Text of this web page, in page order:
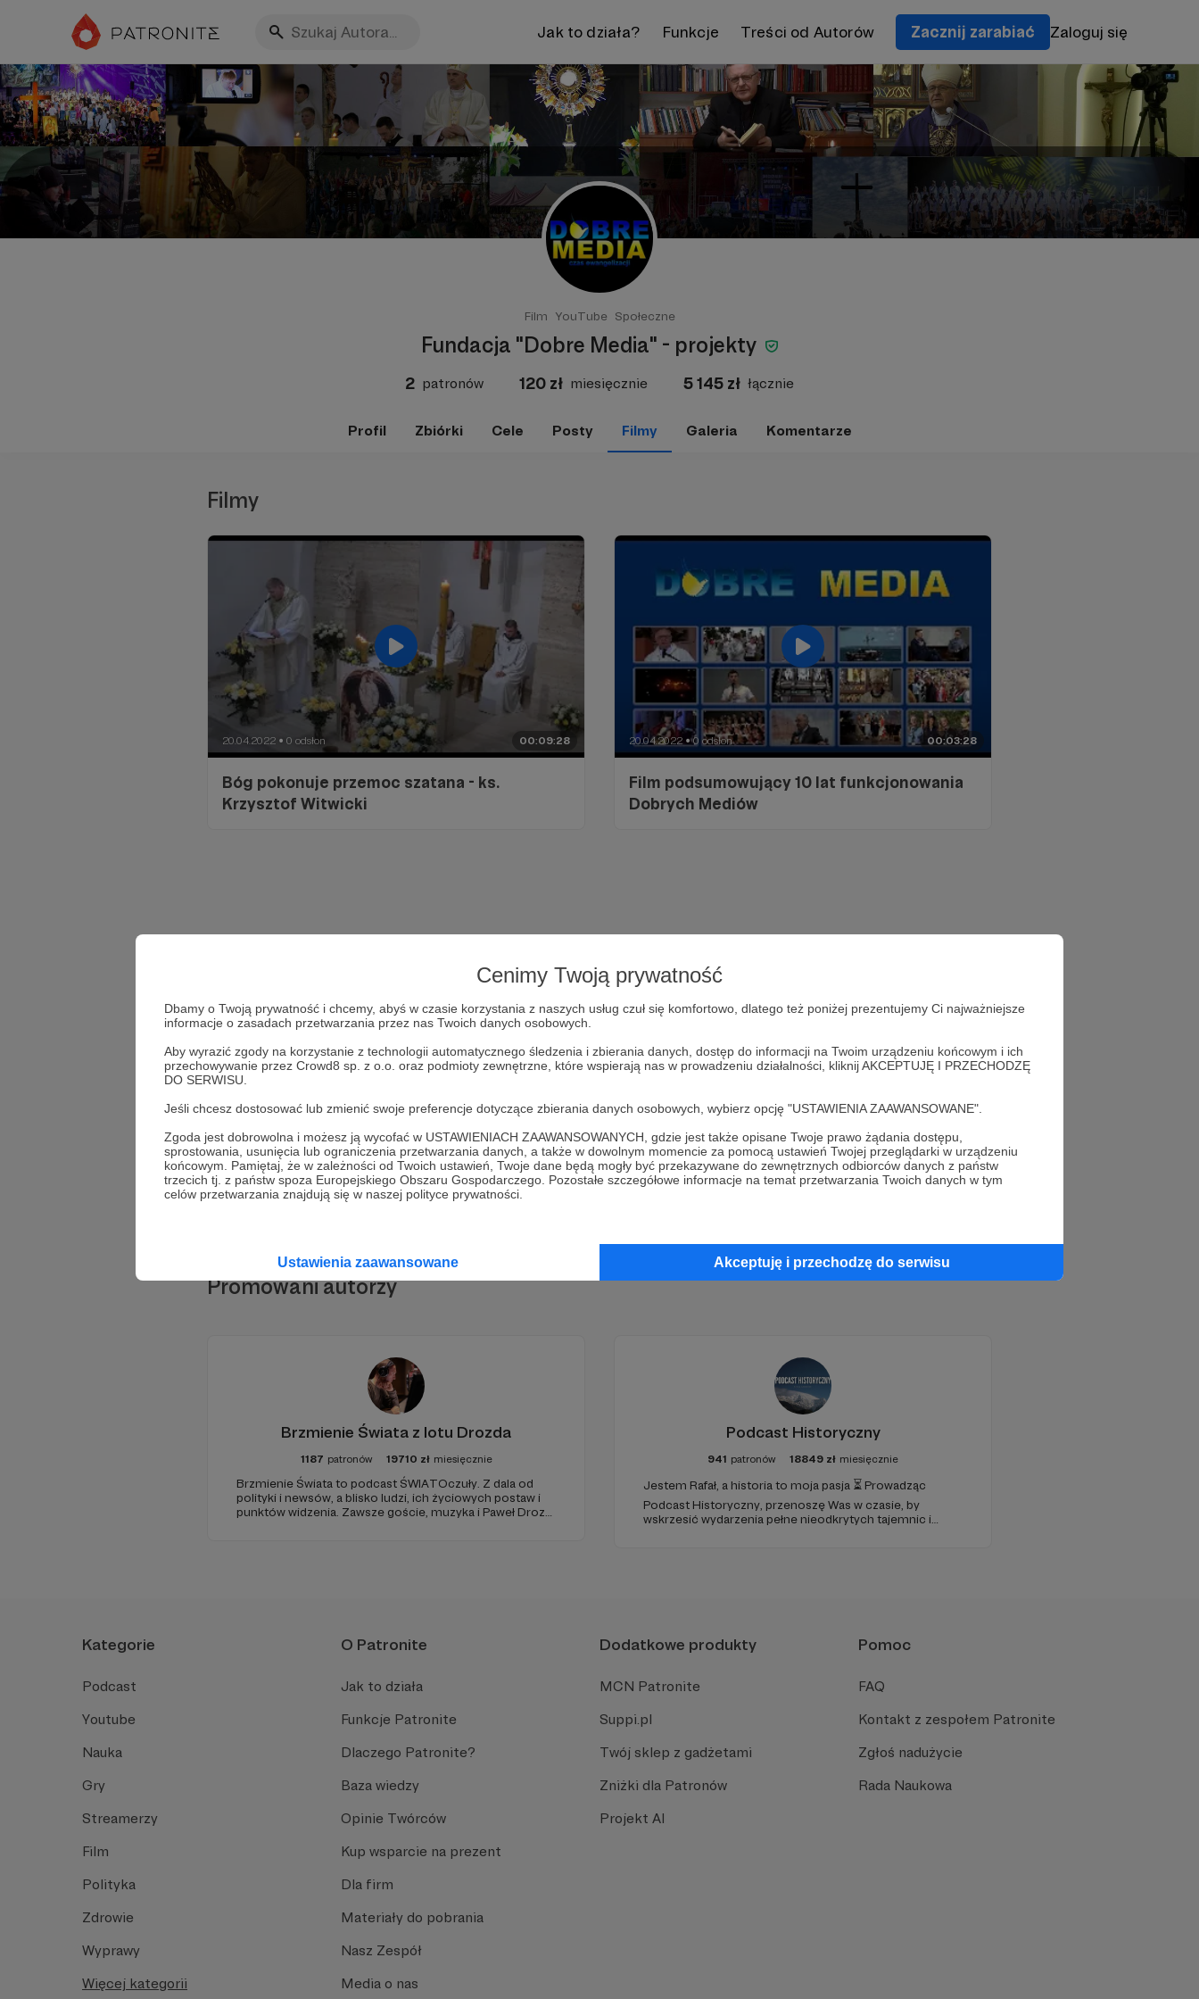
Cenimy Twoją prywatność
Dbamy o Twoją prywatność i chcemy, abyś w czasie korzystania z naszych usług czuł się komfortowo, dlatego też poniżej prezentujemy Ci najważniejsze
informacje o zasadach przetwarzania przez nas Twoich danych osobowych.
Aby wyrazić zgody na korzystanie z technologii automatycznego śledzenia i zbierania danych, dostęp do informacji na Twoim urządzeniu końcowym i ich
przechowywanie przez Crowd8 sp. z o.o. oraz podmioty zewnętrzne, które wspierają nas w prowadzeniu działalności, kliknij AKCEPTUJĘ I PRZECHODZĘ
DO SERWISU.
Jeśli chcesz dostosować lub zmienić swoje preferencje dotyczące zbierania danych osobowych, wybierz opcję "USTAWIENIA ZAAWANSOWANE".
Zgoda jest dobrowolna i możesz ją wycofać w USTAWIENIACH ZAAWANSOWANYCH, gdzie jest także opisane Twoje prawo żądania dostępu,
sprostowania, usunięcia lub ograniczenia przetwarzania danych, a także w dowolnym momencie za pomocą ustawień Twojej przeglądarki w urządzeniu
końcowym. Pamiętaj, że w zależności od Twoich ustawień, Twoje dane będą mogły być przekazywane do zewnętrznych odbiorców danych z państw
trzecich tj. z państw spoza Europejskiego Obszaru Gospodarczego. Pozostałe szczegółowe informacje na temat przetwarzania Twoich danych w tym
celów przetwarzania znajdują się w naszej polityce prywatności.
Ustawienia zaawansowane Akceptuję i przechodzę do serwisu
Jak to działa? Funkcje Treści od Autorów Zacznij zarabiać Zaloguj się
Film YouTube Społeczne
Fundacja "Dobre Media" - projekty
2 patronów 120 zł miesięcznie 5 145 zł łącznie
Profil Zbiórki Cele Posty Filmy Galeria Komentarze
Filmy
00:09:28
20.04.2022 ● 0 odsłon
Bóg pokonuje przemoc szatana - ks.
Krzysztof Witwicki
00:03:28
20.04.2022 ● 0 odsłon
Film podsumowujący 10 lat funkcjonowania
Dobrych Mediów
Dołącz do grona Patronów!
Wesprzyj działalność AutoraFundacja "Dobre Media" - projektyjuż teraz!
Zostań Patronem
Promowani autorzy
Brzmienie Świata z lotu Drozda
1187 patronów 19710 zł miesięcznie
Brzmienie Świata to podcast ŚWIATOczuły. Z dala od
polityki i newsów, a blisko ludzi, ich życiowych postaw i
punktów widzenia. Zawsze goście, muzyka i Paweł Drozd
Podcast Historyczny
941 patronów 18849 zł miesięcznie
Jestem Rafał, a historia to moja pasja ⏳ Prowadząc
Podcast Historyczny, przenoszę Was w czasie, by
wskrzesić wydarzenia pełne nieodkrytych tajemnic i
Kategorie
Podcast
Youtube
Nauka
Gry
Streamerzy
Film
Polityka
Zdrowie
Wyprawy
Więcej kategorii
O Patronite
Jak to działa
Funkcje Patronite
Dlaczego Patronite?
Baza wiedzy
Opinie Twórców
Kup wsparcie na prezent
Dla firm
Materiały do pobrania
Nasz Zespół
Media o nas
Dodatkowe produkty
MCN Patronite
Suppi.pl
Twój sklep z gadżetami
Zniżki dla Patronów
Projekt AI
Pomoc
FAQ
Kontakt z zespołem Patronite
Zgłoś nadużycie
Rada Naukowa